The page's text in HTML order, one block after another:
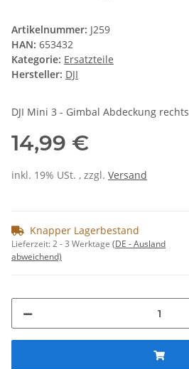
Artikelnummer: J259
HAN: 653432
Kategorie: Ersatzteile
Hersteller: DJI
DJI Mini 3 - Gimbal Abdeckung rechts
14,99 €
inkl. 19% USt. , zzgl. Versand
Knapper Lagerbestand
Lieferzeit:2 - 3 Werktage (DE - Ausland
abweichend)